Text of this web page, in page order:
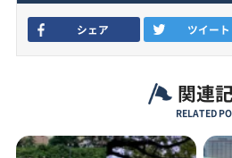
シェア ツイート
関連
RELATED